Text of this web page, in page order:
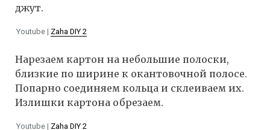
джут.
Youtube | Zaha DIY 2
Нарезаем картон на небольшие полоски,
близкие по ширине к окантовочной полосе.
Попарно соединяем кольца и склеиваем их.
Излишки картона обрезаем.
Youtube | Zaha DIY 2